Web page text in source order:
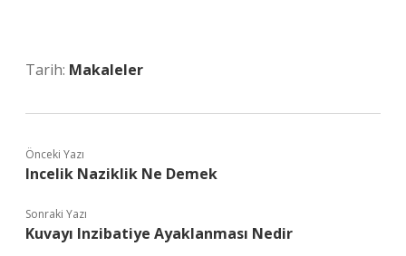
Tarih: Makaleler
Önceki Yazı
Incelik Naziklik Ne Demek
Sonraki Yazı
Kuvayı Inzibatiye Ayaklanması Nedir